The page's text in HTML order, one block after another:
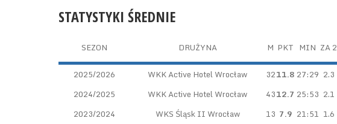
STATYSTYKI ŚREDNIE
SEZON DRUŻYNA M PKT MIN ZA 2
2025/2026 WKK Active Hotel Wrocław 3211.8 27:29 2.3
2024/2025
WKK Active Hotel Wrocław 4312.7 25:53 2.1
2023/2024
WKS Śląsk II Wrocław 13 7.9 21:51 1.6